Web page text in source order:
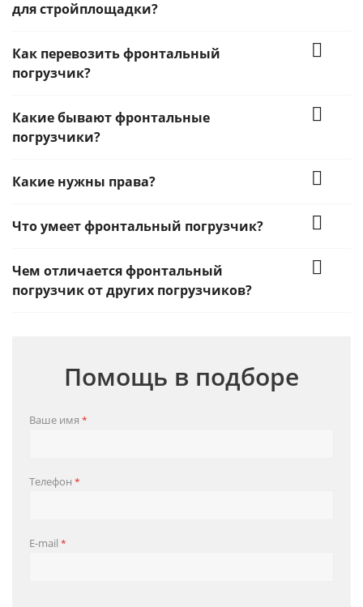
для стройплощадки?
Как перевозить фронтальный
погрузчик?
Какие бывают фронтальные
погрузчики?
Какие нужны права?
Что умеет фронтальный погрузчик?
Чем отличается фронтальный
погрузчик от других погрузчиков?
Помощь в подборе
Ваше имя *
Телефон *
E-mail *